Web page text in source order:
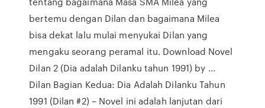
bertemu dengan Dilan dan bagaimana Milea
bisa dekat lalu mulai menyukai Dilan yang
mengaku seorang peramal itu. Download Novel
Dilan 2 (Dia adalah Dilanku tahun 1991) by ...
Dilan Bagian Kedua: Dia Adalah Dilanku Tahun
1991 (Dilan #2) – Novel ini adalah lanjutan dari